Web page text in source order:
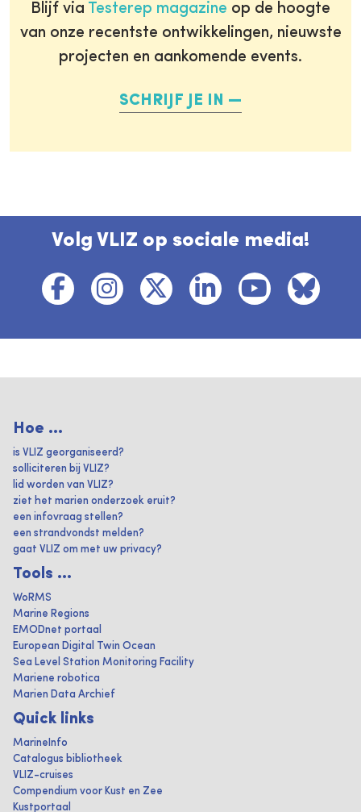
Blijf via Testerep magazine op de hoogte
van onze recentste ontwikkelingen, nieuwste
projecten en aankomende events.
SCHRIJF JE IN
Volg VLIZ op sociale media!
Hoe ...
is VLIZ georganiseerd?
solliciteren bij VLIZ?
lid worden van VLIZ?
ziet het marien onderzoek eruit?
een infovraag stellen?
een strandvondst melden?
gaat VLIZ om met uw privacy?
Tools ...
WoRMS
Marine Regions
EMODnet portaal
European Digital Twin Ocean
Sea Level Station Monitoring Facility
Mariene robotica
Marien Data Archief
Quick links
MarineInfo
Catalogus bibliotheek
VLIZ-cruises
Compendium voor Kust en Zee
Kustportaal